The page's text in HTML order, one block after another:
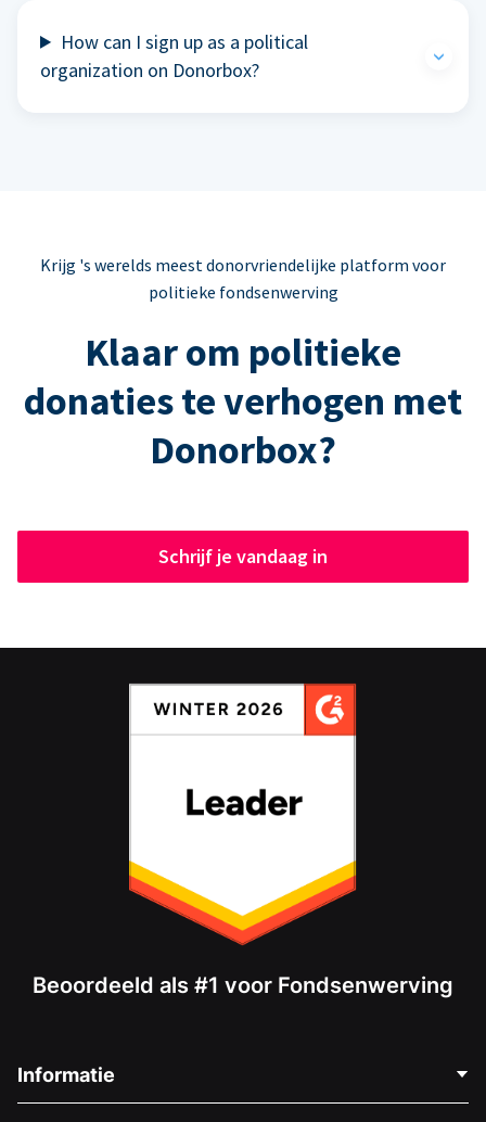
How can I sign up as a political
organization on Donorbox?
Krijg 's werelds meest donorvriendelijke platform voor
politieke fondsenwerving
Klaar om politieke
donaties te verhogen met
Donorbox?
Schrijf je vandaag in
Beoordeeld als #1 voor Fondsenwerving
Informatie